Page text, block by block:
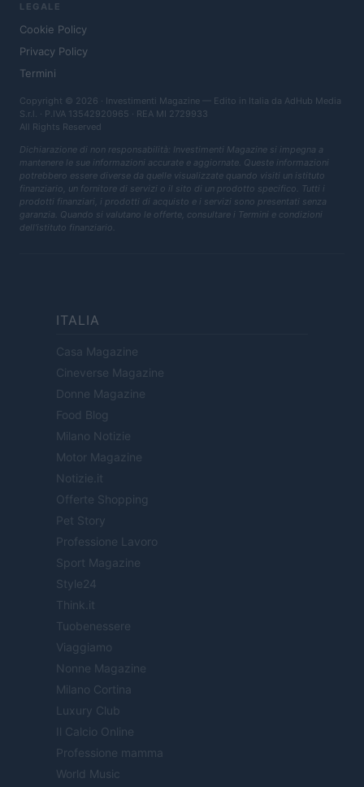
LEGALE
Cookie Policy
Privacy Policy
Termini
Copyright © 2026 · Investimenti Magazine — Edito in Italia da AdHub Media
S.r.l. · P.IVA 13542920965 · REA MI 2729933
All Rights Reserved
Dichiarazione di non responsabilità: Investimenti Magazine si impegna a
mantenere le sue informazioni accurate e aggiornate. Queste informazioni
potrebbero essere diverse da quelle visualizzate quando visiti un istituto
finanziario, un fornitore di servizi o il sito di un prodotto specifico. Tutti i
prodotti finanziari, i prodotti di acquisto e i servizi sono presentati senza
garanzia. Quando si valutano le offerte, consultare i Termini e condizioni
dell'istituto finanziario.
ITALIA
Casa Magazine
Cineverse Magazine
Donne Magazine
Food Blog
Milano Notizie
Motor Magazine
Notizie.it
Offerte Shopping
Pet Story
Professione Lavoro
Sport Magazine
Style24
Think.it
Tuobenessere
Viaggiamo
Nonne Magazine
Milano Cortina
Luxury Club
Il Calcio Online
Professione mamma
World Music